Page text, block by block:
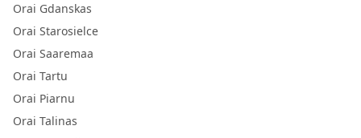
Orai Gdanskas
Orai Starosielce
Orai Saaremaa
Orai Tartu
Orai Piarnu
Orai Talinas